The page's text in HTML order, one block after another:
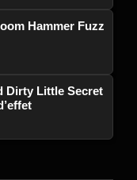
Hammer Fuzz
Dirty Little Secret